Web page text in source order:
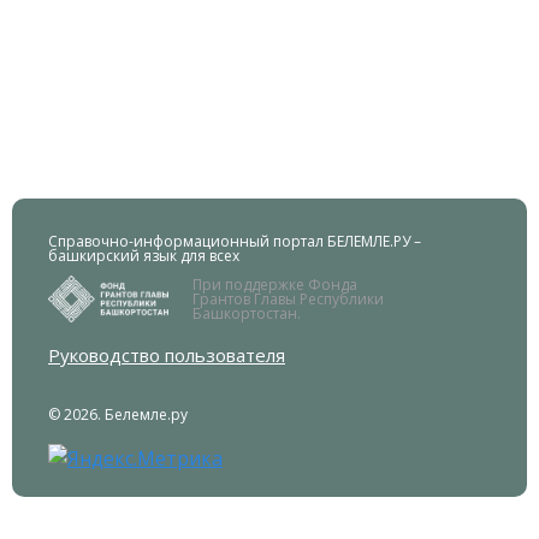
Справочно-информационный портал БЕЛЕМЛЕ.РУ –
башкирский язык для всех
При поддержке Фонда
Грантов Главы Республики
Башкортостан.
Руководство пользователя
© 2026. Белемле.ру